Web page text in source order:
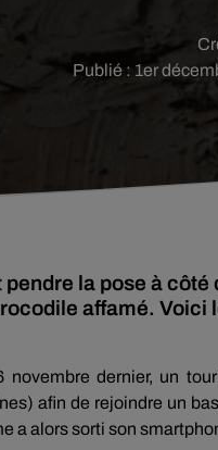
Publié : 1er
la pose à côté
affamé. Voici
novembre dernier, un
afin de rejoindre un
a alors sorti son